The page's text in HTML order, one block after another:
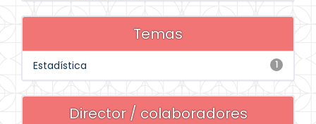
Temas
1
Estadística
Director / colaboradores